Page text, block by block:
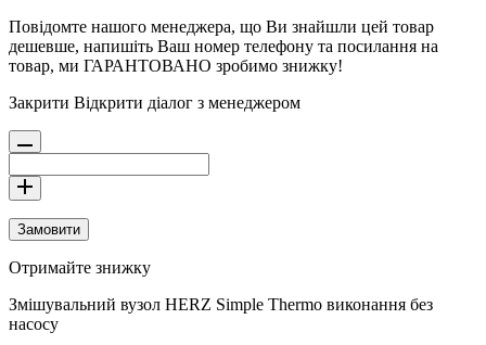
Повідомте нашого менеджера, що Ви знайшли цей товар
дешевше, напишіть Ваш номер телефону та посилання на
товар, ми ГАРАНТОВАНО зробимо знижку!
Закрити Відкрити діалог з менеджером
Замовити
Отримайте знижку
Змішувальний вузол HERZ Simple Thermo виконання без
насосу